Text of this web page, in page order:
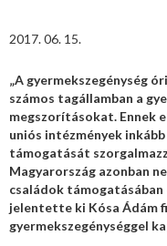
2017. 06. 15.
„A gyermekszegénység
számos tagállamban a
megszorításokat. Ennek
uniós intézmények
támogatását
Magyarország azonban
családok
jelentette ki Kósa Ádám
gyermekszegénységgel